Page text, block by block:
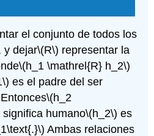
el conjunto de todos los
y dejar\(R\) representar la
\(h_1 \mathrel{R} h_2\)
es el padre del ser
Entonces\(h_2
significa humano\(h_2\) es
Ambas relaciones